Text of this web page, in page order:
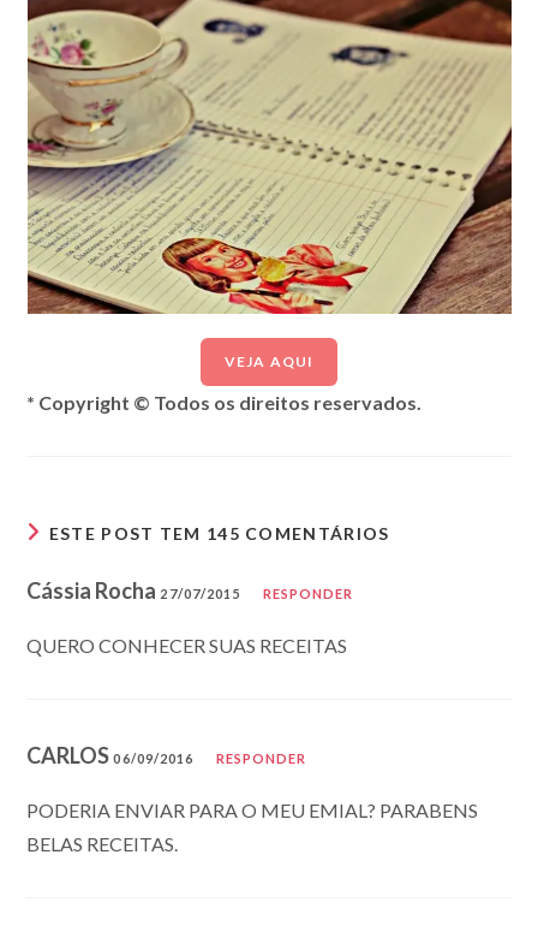
VEJA AQUI
* Copyright © Todos os direitos reservados.
ESTE POST TEM 145 COMENTÁRIOS
Cássia Rocha 27/07/2015 RESPONDER
QUERO CONHECER SUAS RECEITAS
CARLOS06/09/2016 RESPONDER
PODERIA ENVIAR PARA O MEU EMIAL? PARABENS
BELAS RECEITAS.